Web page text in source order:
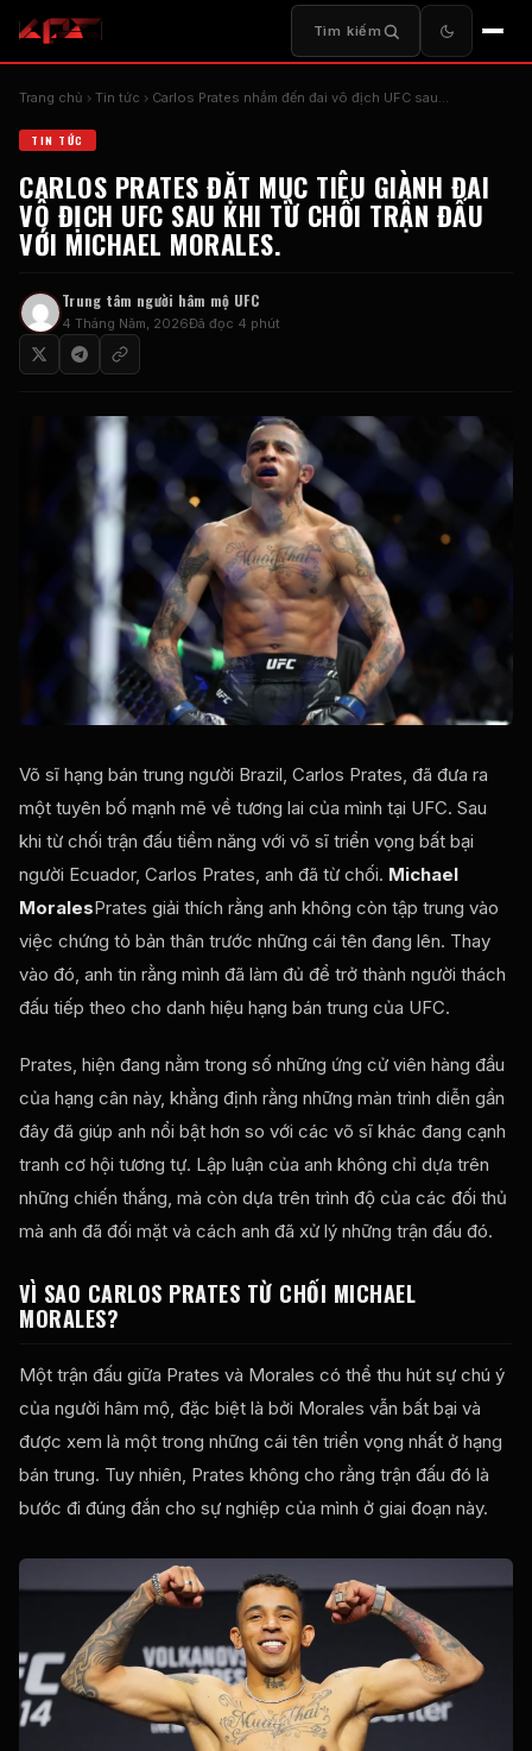
Tìm kiếm
Trang chủ Tin tức Carlos Prates nhắm đến đai vô địch UFC sau…
TIN TỨC
CARLOS PRATES ĐẶT MỤC TIÊU GIÀNH ĐAI
VÔ ĐỊCH UFC SAU KHI TỪ CHỐI TRẬN ĐẤU
VỚI MICHAEL MORALES.
Trung tâm người hâm mộ UFC
4 Tháng Năm, 2026Đã đọc 4 phút
Võ sĩ hạng bán trung người Brazil, Carlos Prates, đã đưa ra
một tuyên bố mạnh mẽ về tương lai của mình tại UFC. Sau
khi từ chối trận đấu tiềm năng với võ sĩ triển vọng bất bại
người Ecuador, Carlos Prates, anh đã từ chối. Michael
MoralesPrates giải thích rằng anh không còn tập trung vào
việc chứng tỏ bản thân trước những cái tên đang lên. Thay
vào đó, anh tin rằng mình đã làm đủ để trở thành người thách
đấu tiếp theo cho danh hiệu hạng bán trung của UFC.
Prates, hiện đang nằm trong số những ứng cử viên hàng đầu
của hạng cân này, khẳng định rằng những màn trình diễn gần
đây đã giúp anh nổi bật hơn so với các võ sĩ khác đang cạnh
tranh cơ hội tương tự. Lập luận của anh không chỉ dựa trên
những chiến thắng, mà còn dựa trên trình độ của các đối thủ
mà anh đã đối mặt và cách anh đã xử lý những trận đấu đó.
VÌ SAO CARLOS PRATES TỪ CHỐI MICHAEL
MORALES?
Một trận đấu giữa Prates và Morales có thể thu hút sự chú ý
của người hâm mộ, đặc biệt là bởi Morales vẫn bất bại và
được xem là một trong những cái tên triển vọng nhất ở hạng
bán trung. Tuy nhiên, Prates không cho rằng trận đấu đó là
bước đi đúng đắn cho sự nghiệp của mình ở giai đoạn này.